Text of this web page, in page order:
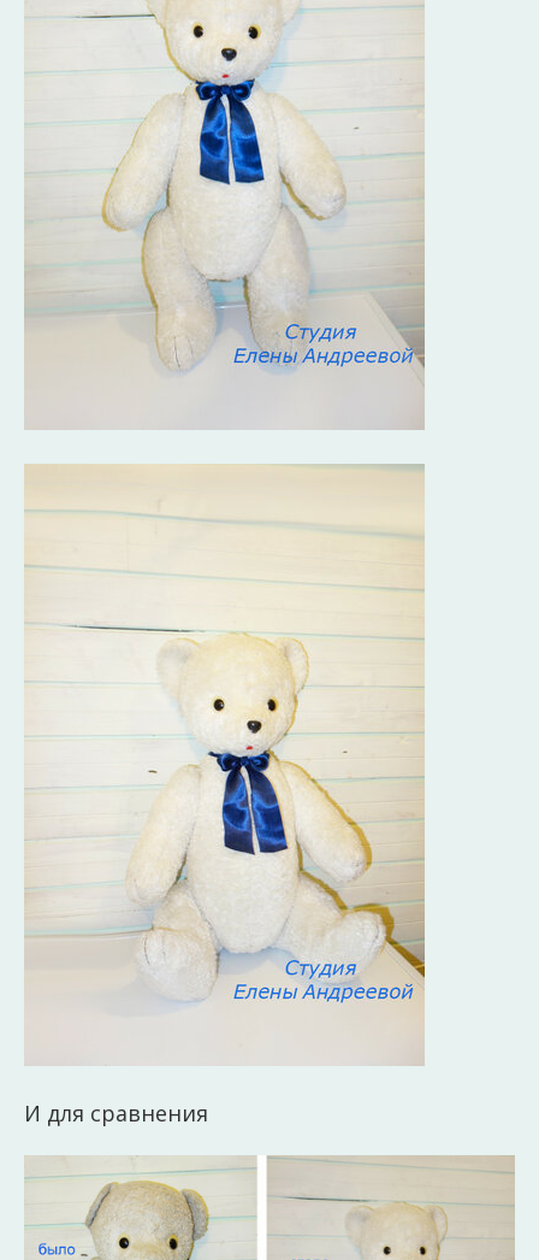
И для сравнения